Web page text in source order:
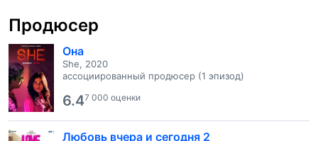
Продюсер
Она
She, 2020
ассоциированный продюсер (1 эпизод)
6.47 000 оценки
Любовь вчера и сегодня 2